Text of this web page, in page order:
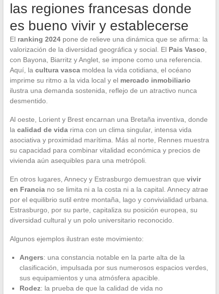
las regiones francesas donde
es bueno vivir y establecerse
El ranking 2024pone de relieve una dinámica que se afirma: la
valorización de la diversidad geográfica y social. El Pais Vasco
con Bayona, Biarritz y Anglet, se impone como una referencia.
Aquí, la cultura vascamoldea la vida cotidiana, el océano
imprime su ritmo a la vida local y el mercado inmobiliario
ilustra una demanda sostenida, reflejo de un atractivo nunca
desmentido.
Al oeste, Lorient y Brest encarnan una Bretaña inventiva, donde
la calidad de vidarima con un clima singular, intensa vida
asociativa y proximidad marítima. Más al norte, Rennes muestra
su capacidad para combinar vitalidad económica y precios de
vivienda aún asequibles para una metrópoli.
En otros lugares, Annecy y Estrasburgo demuestran que vivir
en Franciano se limita ni a la costa ni a la capital. Annecy atrae
por el equilibrio sutil entre montaña, lago y convivialidad urbana.
Estrasburgo, por su parte, capitaliza su posición europea, su
diversidad cultural y un polo universitario reconocido.
Algunos ejemplos ilustran este movimiento:
Angers: una constancia notable en la parte alta de la
clasificación, impulsada por sus numerosos espacios verdes,
sus equipamientos y una atmósfera apacible.
Rodez: la prueba de que la calidad de vida no